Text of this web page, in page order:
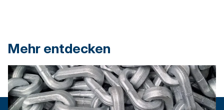
Mehr entdecken